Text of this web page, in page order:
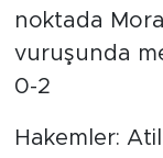
noktada
vuruşunda
0-2
Hakemler: